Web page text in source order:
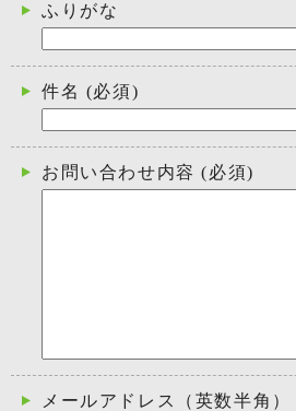
ふりがな
件名 (必須)
お問い合わせ内容 (必須)
メールアドレス（英数半角）